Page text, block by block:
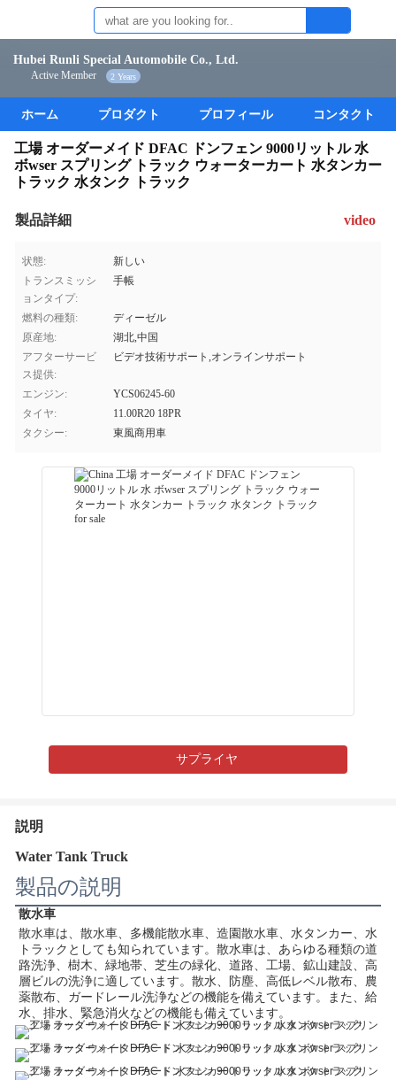
Hubei Runli Special Automobile Co., Ltd.
Active Member 2 Years
ホーム プロダクト プロフィール コンタクト
工場 オーダーメイド DFAC ドンフェン 9000リットル 水
ボwser スプリング トラック ウォーターカート 水タンカー
トラック 水タンク トラック
製品詳細 video
状態:
新しい
トランスミッシ
ョンタイプ:
手帳
燃料の種類:
ディーゼル
原産地:
湖北,中国
アフターサービ
ス提供:
ビデオ技術サポート,オンラインサポート
エンジン:
YCS06245-60
タイヤ:
11.00R20 18PR
タクシー:
東風商用車
サプライヤ
説明
Water Tank Truck
製品の説明
散水車
散水車は、散水車、多機能散水車、造園散水車、水タンカー、水
トラックとしても知られています。散水車は、あらゆる種類の道
路洗浄、樹木、緑地帯、芝生の緑化、道路、工場、鉱山建設、高
層ビルの洗浄に適しています。散水、防塵、高低レベル散布、農
薬散布、ガードレール洗浄などの機能を備えています。また、給
水、排水、緊急消火などの機能も備えています。